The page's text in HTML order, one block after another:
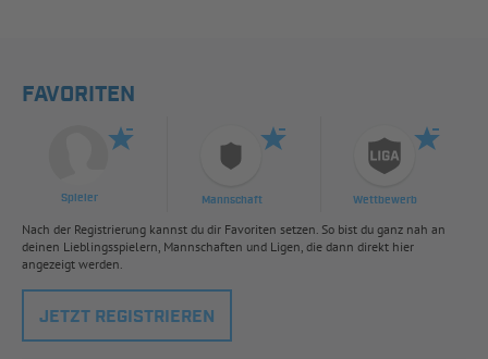
FAVORITEN
Spieler Mannschaft Wettbewerb
Nach der Registrierung kannst du dir Favoriten setzen. So bist du ganz nah an
deinen Lieblingsspielern, Mannschaften und Ligen, die dann direkt hier
angezeigt werden.
JETZT REGISTRIEREN